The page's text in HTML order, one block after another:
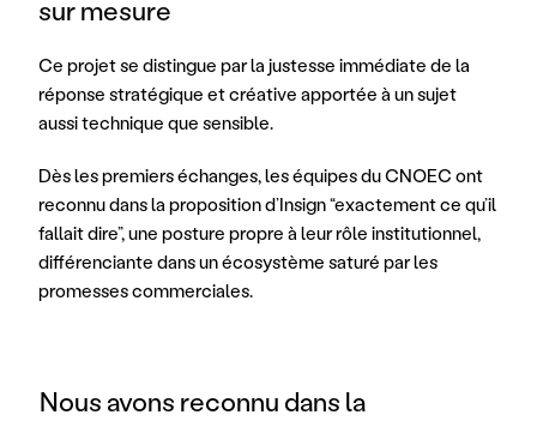
sur mesure
Ce projet se distingue par la justesse immédiate de la
réponse stratégique et créative apportée à un sujet
aussi technique que sensible.
Dès les premiers échanges, les équipes du CNOEC ont
reconnu dans la proposition d’Insign “exactement ce qu’il
fallait dire”, une posture propre à leur rôle institutionnel,
différenciante dans un écosystème saturé par les
promesses commerciales.
Nous avons reconnu dans la